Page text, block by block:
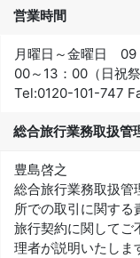
営業時間
月曜日～金曜日
00～13：00（日祝
Tel:0120-101-747
総合旅行業務取扱管
豊島啓之
総合旅行業務取扱管
所での取引に関する
旅行契約に関してご
理者が説明いたしま